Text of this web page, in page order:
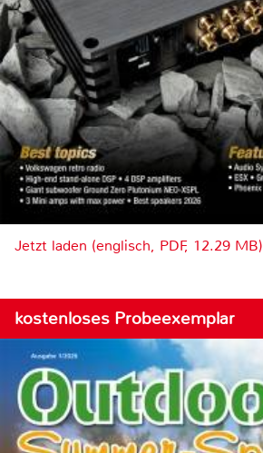
Jetzt laden (englisch, PDF, 12.29 MB)
kostenloses Probeexemplar